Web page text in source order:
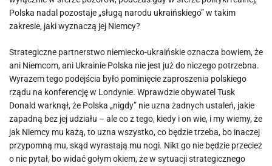
Polska nadal pozostaje „sługą narodu ukraińskiego” w takim
zakresie, jaki wyznaczą jej Niemcy?
Strategiczne partnerstwo niemiecko-ukraińskie oznacza bowiem, że
ani Niemcom, ani Ukrainie Polska nie jest już do niczego potrzebna.
Wyrazem tego podejścia było pominięcie zaproszenia polskiego
rządu na konferencję w Londynie. Wprawdzie obywatel Tusk
Donald warknął, że Polska „nigdy” nie uzna żadnych ustaleń, jakie
zapadną bez jej udziału – ale co z tego, kiedy i on wie, i my wiemy, że
jak Niemcy mu każą, to uzna wszystko, co będzie trzeba, bo inaczej
przypomną mu, skąd wyrastają mu nogi. Nikt go nie będzie przecież
o nic pytał, bo widać gołym okiem, że w sytuacji strategicznego